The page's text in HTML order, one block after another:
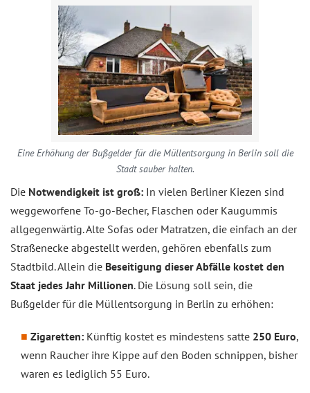
Eine Erhöhung der Bußgelder für die Müllentsorgung in Berlin soll die
Stadt sauber halten.
Die Notwendigkeit ist groß: In vielen Berliner Kiezen sind
weggeworfene To-go-Becher, Flaschen oder Kaugummis
allgegenwärtig. Alte Sofas oder Matratzen, die einfach an der
Straßenecke abgestellt werden, gehören ebenfalls zum
Stadtbild. Allein die Beseitigung dieser Abfälle kostet den
Staat jedes Jahr Millionen. Die Lösung soll sein, die
Bußgelder für die Müllentsorgung in Berlin zu erhöhen:
Zigaretten: Künftig kostet es mindestens satte 250 Euro,
wenn Raucher ihre Kippe auf den Boden schnippen, bisher
waren es lediglich 55 Euro.